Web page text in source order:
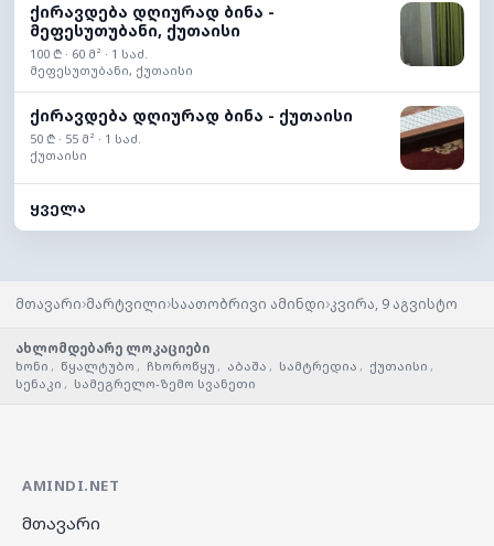
ქირავდება დღიურად ბინა -
მეფესუთუბანი, ქუთაისი
100 ₾ · 60 მ² · 1 საძ.
მეფესუთუბანი, ქუთაისი
ქირავდება დღიურად ბინა - ქუთაისი
50 ₾ · 55 მ² · 1 საძ.
ქუთაისი
ყველა
მთავარი›მარტვილი›საათობრივი ამინდი›კვირა, 9 აგვისტო
ახლომდებარე ლოკაციები
ხონი , წყალტუბო , ჩხოროწყუ , აბაშა , სამტრედია , ქუთაისი ,
სენაკი , სამეგრელო-ზემო სვანეთი
AMINDI.NET
მთავარი